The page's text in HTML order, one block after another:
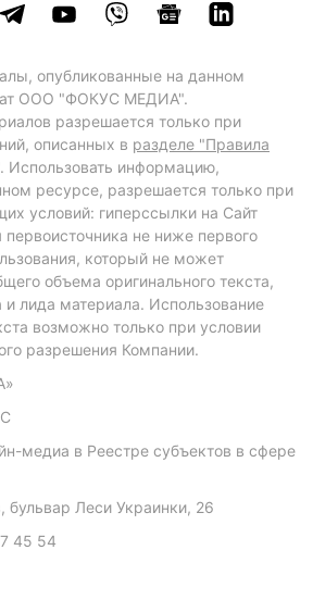
опубликованные на данном
ООО "ФОКУС МЕДИА".
разрешается только при
описанных в разделе "Правила
. Использовать информацию,
ресурсе, разрешается только при
условий: гиперссылки на Сайт
первоисточника не ниже первого
который не может
объема оригинального текста,
и лида материала. Использование
возможно только при условии
разрешения Компании.
медиа в Реестре субъектов в сфере
бульвар Леси Украинки, 26
45 54